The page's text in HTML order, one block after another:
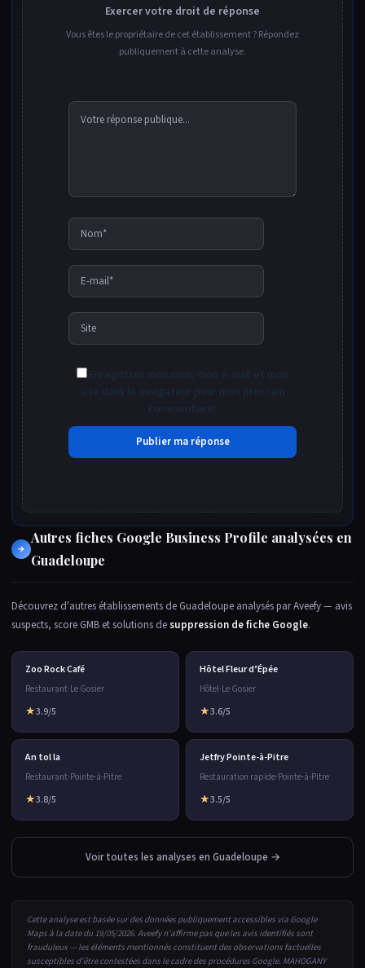
Exercer votre droit de réponse
Vous êtes le propriétaire de cet établissement ? Répondez
publiquement à cette analyse.
Nom*
E-
mail*
Site
Enregistrer mon nom, mon e-mail et mon
site dans le navigateur pour mon prochain
commentaire.
→
Autres fiches Google Business Profile analysées en
Guadeloupe
Découvrez d'autres établissements de Guadeloupe analysés par Aveefy — avis
suspects, score GMB et solutions desuppression de fiche Google.
Zoo Rock Café
Restaurant·Le Gosier
★3.9/5
Hôtel Fleur d’Épée
Hôtel·Le Gosier
★3.6/5
An tol la
Restaurant·Pointe-à-Pitre
★3.8/5
Jetfry Pointe-à-Pitre
Restauration rapide·Pointe-à-Pitre
★3.5/5
Voir toutes les analyses en Guadeloupe →
Cette analyse est basée sur des données publiquement accessibles via Google
Maps à la date du 19/05/2026. Aveefy n'affirme pas que les avis identifiés sont
frauduleux — les éléments mentionnés constituent des observations factuelles
susceptibles d'être contestées dans le cadre des procédures Google. MAHOGANY